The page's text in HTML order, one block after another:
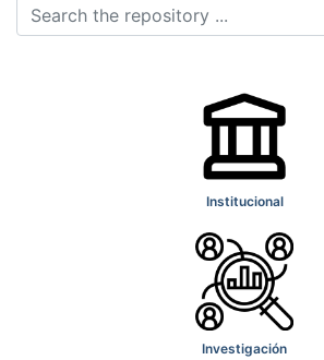
Institucional
Investigación